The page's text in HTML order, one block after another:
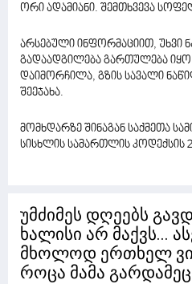
ორი ადამიანი. შემთხვევა
არსებული ინფორმაციით, უხვი
გადაადგილება გართულება
დაიმორჩილა, გზის სავალი
შეეჯახა.
მომხდარზე შინაგან საქმეთა
სისხლის სამართლის კოდექსის
უმძიმეს დღეებს
ხალისი არ მაქვს...
მხოლოდ ერთხელ
როცა მამა